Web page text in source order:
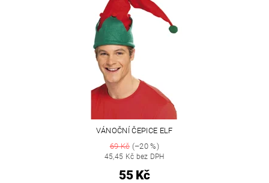
VÁNOČNÍ ČEPICE ELF
69 Kč(–20 %)
45,45 Kč bez DPH
55 Kč